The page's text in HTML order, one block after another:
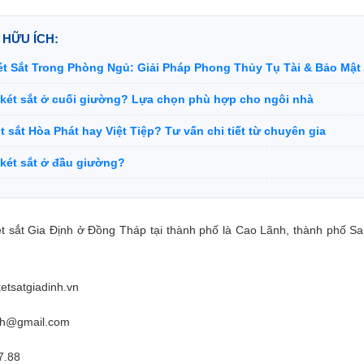
ÍCH:
Sắt Trong Phòng Ngủ: Giải Pháp Phong Thủy Tụ Tài & Bảo Mật
sắt ở cuối giường? Lựa chọn phù hợp cho ngôi nhà
sắt Hòa Phát hay Việt Tiệp? Tư vấn chi tiết từ chuyên gia
sắt ở đầu giường?
sắt Gia Định ở Đồng Tháp tại thành phố là Cao Lãnh, thành phố